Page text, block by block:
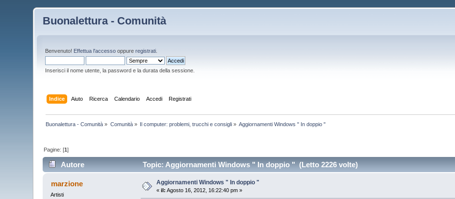
Buonalettura - Comunità
Benvenuto! Effettua l'accesso oppureregistrati
Inserisci il nome utente, la password e la durata della sessione.
Indice Aiuto Ricerca Calendario Accedi Registrati
Buonalettura - Comunità » Comunità» Il computer: problemi, trucchi e consigli » Aggiornamenti Windows " In doppio "
Pagine: [1]
Autore Topic: Aggiornamenti Windows " In doppio " (Letto 2226 volte)
marzione
Artisti
Aggiornamenti Windows " In doppio "
«il: Agosto 16, 2012, 16:22:40 pm »